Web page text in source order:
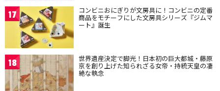
17 コンビニおにぎりが文房具に！コンビニの定番
商品をモチーフにした文房具シリーズ『ジムマ
ート』誕生
18 世界遺産決定で脚光！日本初の巨大都城・藤原
京を創り上げた知られざる女帝・持統天皇の凄
絶な執念